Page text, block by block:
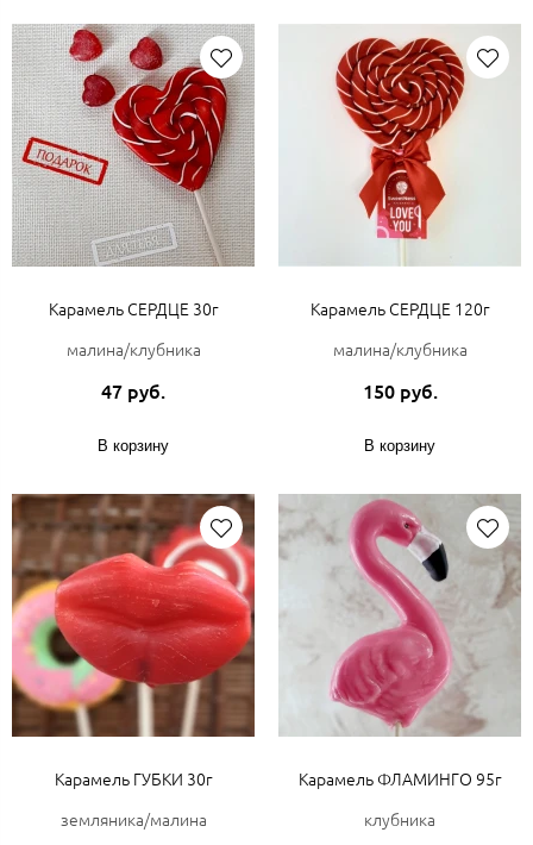
Карамель СЕРДЦЕ 30г
малина/клубника
47 руб.
В корзину
Карамель СЕРДЦЕ 120г
малина/клубника
150 руб.
В корзину
Карамель ГУБКИ 30г
земляника/малина
Карамель ФЛАМИНГО 95г
клубника